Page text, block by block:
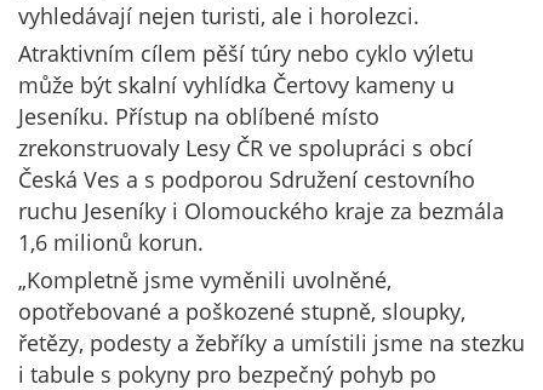
vyhledávají nejen turisti, ale i horolezci.
Atraktivním cílem pěší túry nebo cyklo výletu
může být skalní vyhlídka Čertovy kameny u
Jeseníku. Přístup na oblíbené místo
zrekonstruovaly Lesy ČR ve spolupráci s obcí
Česká Ves a s podporou Sdružení cestovního
ruchu Jeseníky i Olomouckého kraje za bezmála
1,6 milionů korun.
„Kompletně jsme vyměnili uvolněné,
opotřebované a poškozené stupně, sloupky,
řetězy, podesty a žebříky a umístili jsme na stezku
i tabule s pokyny pro bezpečný pohyb po